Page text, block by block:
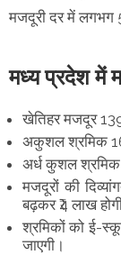
मजदूरी दर में लगभग
मध्य प्रदेश में
खेतिहर मजदूर
अकुशल श्रमिक
अर्ध कुशल
मजदूरों की
बढ़कर ₹4 लाख
श्रमिकों को ई-
जाएगी।